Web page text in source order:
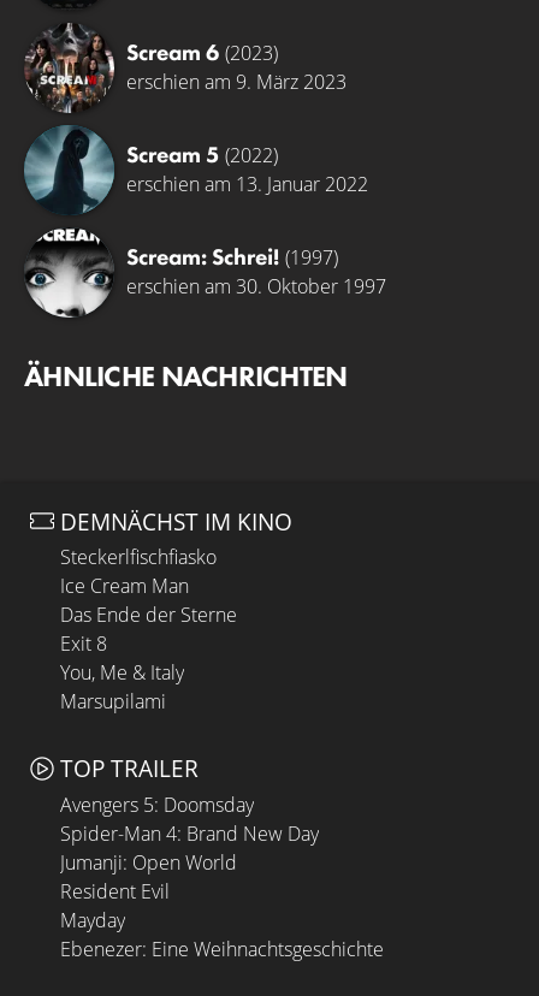
Scream 6 (2023)
erschien am 9. März 2023
Scream 5 (2022)
erschien am 13. Januar 2022
Scream: Schrei! (1997)
erschien am 30. Oktober 1997
ÄHNLICHE NACHRICHTEN
DEMNÄCHST IM KINO
Steckerlfischfiasko
Ice Cream Man
Das Ende der Sterne
Exit 8
You, Me & Italy
Marsupilami
TOP TRAILER
Avengers 5: Doomsday
Spider-Man 4: Brand New Day
Jumanji: Open World
Resident Evil
Mayday
Ebenezer: Eine Weihnachtsgeschichte